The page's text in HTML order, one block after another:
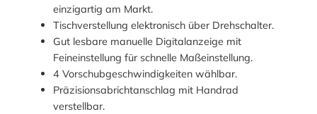
einzigartig am Markt.
Tischverstellung elektronisch über Drehschalter.
Gut lesbare manuelle Digitalanzeige mit
Feineinstellung für schnelle Maßeinstellung.
4 Vorschubgeschwindigkeiten wählbar.
Präzisionsabrichtanschlag mit Handrad
verstellbar.